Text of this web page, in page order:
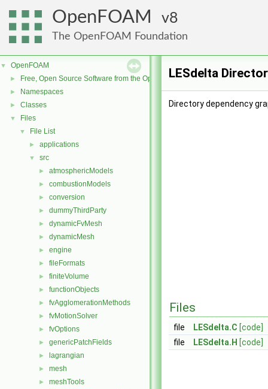
OpenFOAM 8
The OpenFOAM Foundation
▼ OpenFOAM
► Free, Open Source Software from the OpenFOAM Foundation
► Namespaces
► Classes
▼ Files
▼ File List
► applications
▼ src
► atmosphericModels
► combustionModels
► conversion
► dummyThirdParty
► dynamicFvMesh
► dynamicMesh
► engine
► fileFormats
► finiteVolume
► functionObjects
► fvAgglomerationMethods
► fvMotionSolver
► fvOptions
► genericPatchFields
► lagrangian
► mesh
► meshTools
LESdelta
Directory dependency
Files
file LESdelta.C [code]
file
LESdelta.H [code]